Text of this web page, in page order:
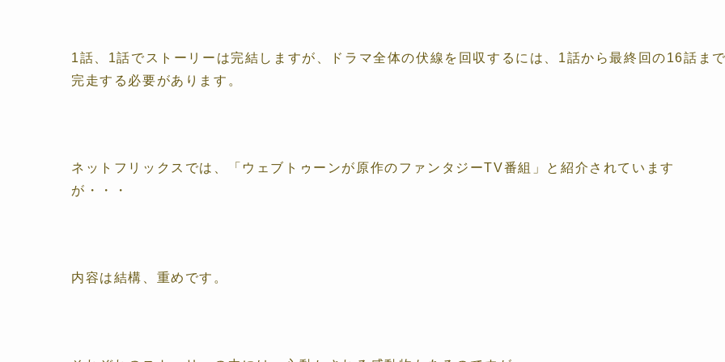
1話、1話でストーリーは完結しますが、ドラマ全体の伏線を回収するには、1話から最終回の16話ま
完走する必要があります。
ネットフリックスでは、「ウェブトゥーンが原作のファンタジーTV番組」と紹介されています
が・・・
内容は結構、重めです。